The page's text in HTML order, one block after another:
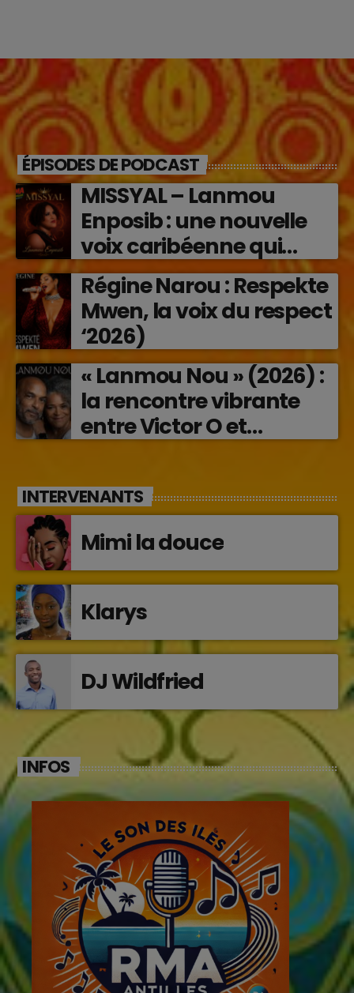
ÉPISODES DE PODCAST
MISSYAL – Lanmou
Enposib : une nouvelle
voix caribéenne qui
transforme les émotions
en musique (2026)
Régine Narou : Respekte
Mwen, la voix du respect
‘2026)
« Lanmou Nou » (2026) :
la rencontre vibrante
entre Victor O et
INTERVENANTS
Mimi la douce
Klarys
DJ Wildfried
INFOS